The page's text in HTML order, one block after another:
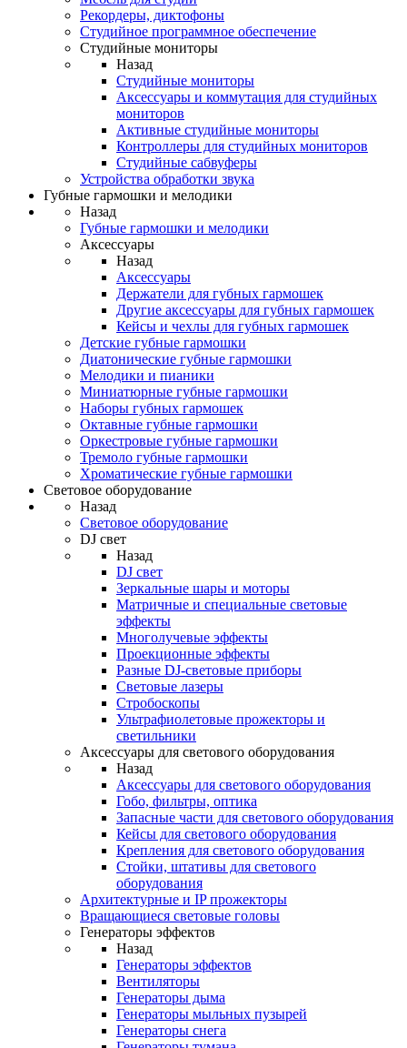
Рекордеры, диктофоны
Студийное программное обеспечение
Студийные мониторы
Назад
Студийные мониторы
Аксессуары и коммутация для студийных
мониторов
Активные студийные мониторы
Контроллеры для студийных мониторов
Студийные сабвуферы
Устройства обработки звука
Губные гармошки и мелодики
Назад
Губные гармошки и мелодики
Аксессуары
Назад
Аксессуары
Держатели для губных гармошек
Другие аксессуары для губных гармошек
Кейсы и чехлы для губных гармошек
Детские губные гармошки
Диатонические губные гармошки
Мелодики и пианики
Миниатюрные губные гармошки
Наборы губных гармошек
Октавные губные гармошки
Оркестровые губные гармошки
Тремоло губные гармошки
Хроматические губные гармошки
Световое оборудование
Назад
Световое оборудование
DJ свет
Назад
DJ свет
Зеркальные шары и моторы
Матричные и специальные световые
эффекты
Многолучевые эффекты
Проекционные эффекты
Разные DJ-световые приборы
Световые лазеры
Стробоскопы
Ультрафиолетовые прожекторы и
светильники
Аксессуары для светового оборудования
Назад
Аксессуары для светового оборудования
Гобо, фильтры, оптика
Запасные части для светового оборудования
Кейсы для светового оборудования
Крепления для светового оборудования
Стойки, штативы для светового
оборудования
Архитектурные и IP прожекторы
Вращающиеся световые головы
Генераторы эффектов
Назад
Генераторы эффектов
Вентиляторы
Генераторы дыма
Генераторы мыльных пузырей
Генераторы снега